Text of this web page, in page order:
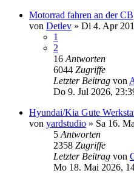
Motorrad fahren an der CB
von Detlev » Di 4. Apr
1
2
16 Antworten
6044 Zugriffe
Letzter Beitrag von
Do 9. Jul 2026,
Hyundai/Kia Gute
von yardstudio » Sa 16.
5 Antworten
2358 Zugriffe
Letzter Beitrag von
Mo 18. Mai 2026,